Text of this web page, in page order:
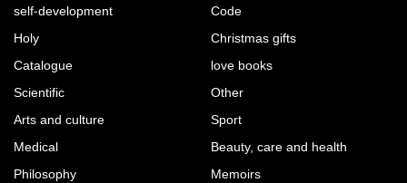
self-development
Holy
Catalogue
Scientific
Arts and culture
Medical
Philosophy
Code
Christmas gifts
love books
Other
Sport
Beauty, care and health
Memoirs